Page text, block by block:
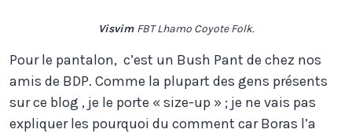
Visvim FBT Lhamo Coyote Folk.
Pour le pantalon, c’est un Bush Pant de chez nos
amis de BDP. Comme la plupart des gens présents
sur ce blog , je le porte « size-up » ; je ne vais pas
expliquer les pourquoi du comment car Boras l’a